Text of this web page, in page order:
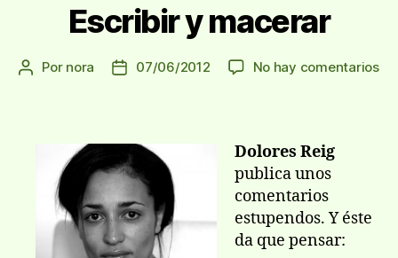
Escribir y macerar
Autor
Por nora
Fecha07/06/2012 No hay comentariosen
Dolores Reig
publica unos
comentarios
estupendos. Y éste
da que pensar: